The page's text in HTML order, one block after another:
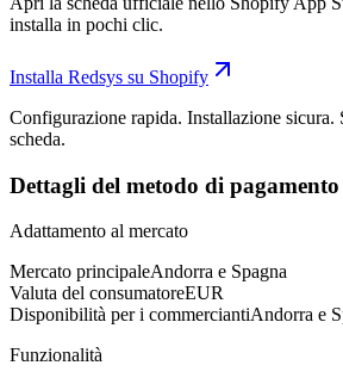
installa in pochi clic.
Installa Redsys su Shopify
Configurazione rapida. Installazione sicura.
scheda.
Dettagli del metodo di pagamento
Adattamento al mercato
Mercato principaleAndorra e Spagna
Valuta del consumatoreEUR
Disponibilità per i commerciantiAndorra e
Funzionalità